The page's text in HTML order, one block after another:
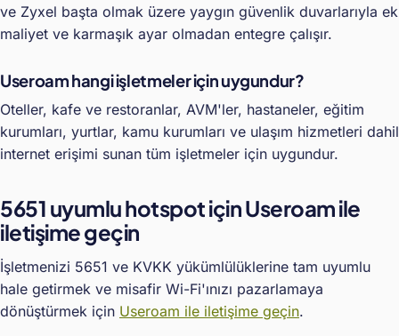
ve Zyxel başta olmak üzere yaygın güvenlik duvarlarıyla ek
maliyet ve karmaşık ayar olmadan entegre çalışır.
Useroam hangi işletmeler için uygundur?
Oteller, kafe ve restoranlar, AVM'ler, hastaneler, eğitim
kurumları, yurtlar, kamu kurumları ve ulaşım hizmetleri dahil
internet erişimi sunan tüm işletmeler için uygundur.
5651 uyumlu hotspot için Useroam ile
iletişime geçin
İşletmenizi 5651 ve KVKK yükümlülüklerine tam uyumlu
hale getirmek ve misafir Wi-Fi'ınızı pazarlamaya
dönüştürmek için Useroam ile iletişime geçin.